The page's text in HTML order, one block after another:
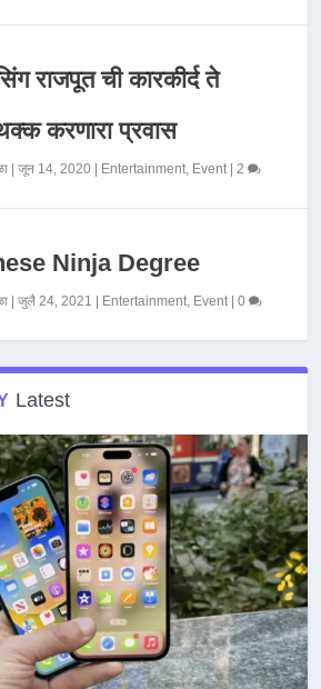
राजपूत ची कारकीर्द ते
करणारा प्रवास
|जून 14, 2020 Entertainment, Event|2
Ninja Degree
|जुलै 24, 2021 Entertainment, Event|0
Latest